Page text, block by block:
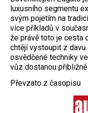
luxusního segmentu
svým pojetím na
více příkladů v
že právě toto je cesta
chtějí vystoupit z
osvědčené techniky
vůz dostanou přibližně
Převzato z časopisu